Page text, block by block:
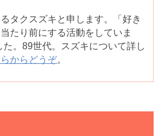
タクスズキと申します。「好き
たり前にする活動をしていま
。89世代。スズキについて詳し
からどうぞ。